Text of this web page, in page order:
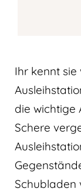
Ihr kennt sie
die wichtige
Schere
Schubladen